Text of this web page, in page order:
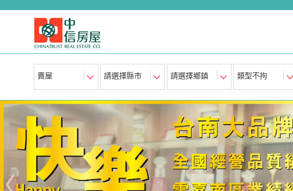
賣屋 請選擇縣市 請選擇鄉鎮 類型不拘